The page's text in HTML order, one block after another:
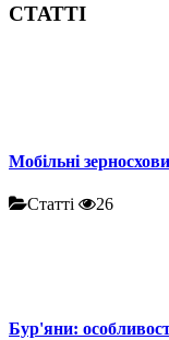
СТАТТІ
Мобільні
Статті 26
Бур'яни: